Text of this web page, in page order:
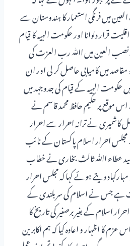
میں فرنگی استعمار کا ہندوستان سے
قرار دلوانا اور حکومت الہیہ کا قیام
نصب العین میں اﷲ رب العزت کی
میں کامیابی حاصل کر لی اور ان
الہیہ کے قیام کی جدوجہد میں
موقع پر حکیم حافظ محمد قاسم نے
کاشمیری نے ترانہ احرار سے احرار
احرار اسلام پاکستان کے نائب
سید عطاء اﷲ ثالث بخاری نے خطاب
دیتے ہوئے کہا کہ مجلس احرار
ہے جس نے اسلام کی سربلندی کے
اسلام کے بغیر برصغیر کی تاریخ کا
کا اظہار و اعادہ کیا کہ ہم اکابرین